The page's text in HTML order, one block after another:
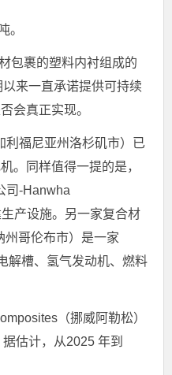
。
包裹的塑料内衬组成的
来一直承诺提供可持续
会真正实现。
利福尼亚州洛杉矶市）已
。同样值得一提的是，
司-Hanwha
产设施。另一家复合材
州哥伦布市）是一家
解槽、氢气发动机、燃料
（挪威阿勒松）
估计，从2025 年到